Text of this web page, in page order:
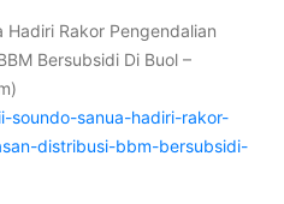
Rakor Pengendalian
Bersubsidi Di Buol –
soundo-sanua-hadiri-rakor-
distribusi-bbm-bersubsidi-